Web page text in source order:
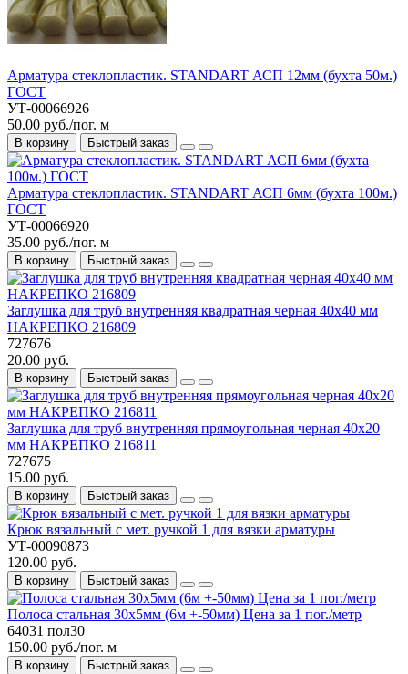
Арматура стеклопластик. STANDART АСП 12мм (бухта 50м.)
ГОСТ
УТ-00066926
50.00 руб./пог. м
В корзину Быстрый заказ
Арматура стеклопластик. STANDART АСП 6мм (бухта 100м.)
ГОСТ
УТ-00066920
35.00 руб./пог. м
В корзину Быстрый заказ
Заглушка для труб внутренняя квадратная черная 40х40 мм
НАКРЕПКО 216809
727676
20.00 руб.
В корзину Быстрый заказ
Заглушка для труб внутренняя прямоугольная черная 40х20
мм НАКРЕПКО 216811
727675
15.00 руб.
В корзину Быстрый заказ
Крюк вязальный с мет. ручкой 1 для вязки арматуры
УТ-00090873
120.00 руб.
В корзину Быстрый заказ
Полоса стальная 30х5мм (6м +-50мм) Цена за 1 пог./метр
64031 пол30
150.00 руб./пог. м
В корзину Быстрый заказ